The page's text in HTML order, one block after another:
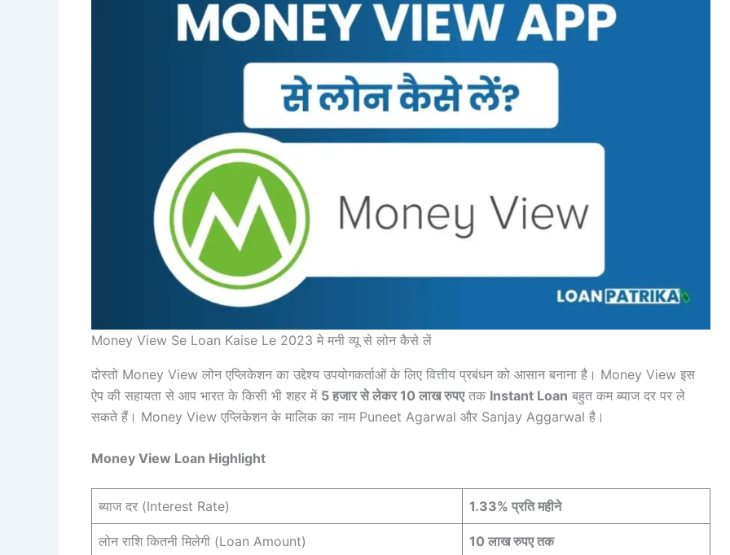
Money View Se Loan Kaise Le 2023 मे मनी व्यू से लोन कैसे लें
दोस्तो Money View लोन एप्लिकेशन का उद्देश्य उपयोगकर्ताओं के लिए वित्तीय प्रबंधन को आसान बनाना है। Money View इस
ऐप की सहायता से आप भारत के किसी भी शहर में 5 हजार से लेकर 10 लाख रुपएतक Instant Loan बहुत कम ब्याज दर पर ले
सकते हैं। Money View एप्लिकेशन के मालिक का नाम Puneet Agarwal और Sanjay Aggarwal है।
Money View Loan Highlight
ब्याज दर (Interest Rate) 1.33% प्रति महीने
लोन राशि कितनी मिलेगी (Loan Amount) 10 लाख रुपए तक